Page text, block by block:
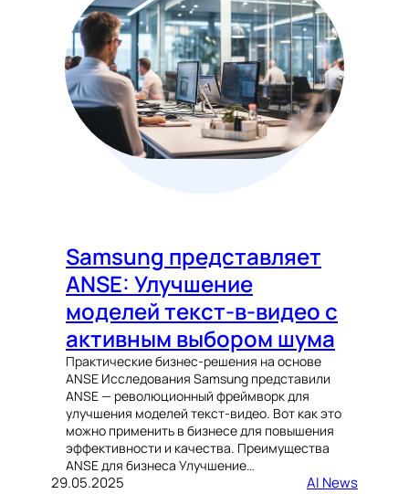
Samsung представляет
ANSE: Улучшение
моделей текст-в-видео с
активным выбором шума
Практические бизнес-решения на основе
ANSE Исследования Samsung представили
ANSE — революционный фреймворк для
улучшения моделей текст-видео. Вот как это
можно применить в бизнесе для повышения
эффективности и качества. Преимущества
ANSE для бизнеса Улучшение…
29.05.2025 AI News